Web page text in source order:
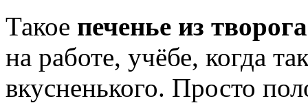
Такое печенье из творога
на работе, учёбе, когда
вкусненького. Просто